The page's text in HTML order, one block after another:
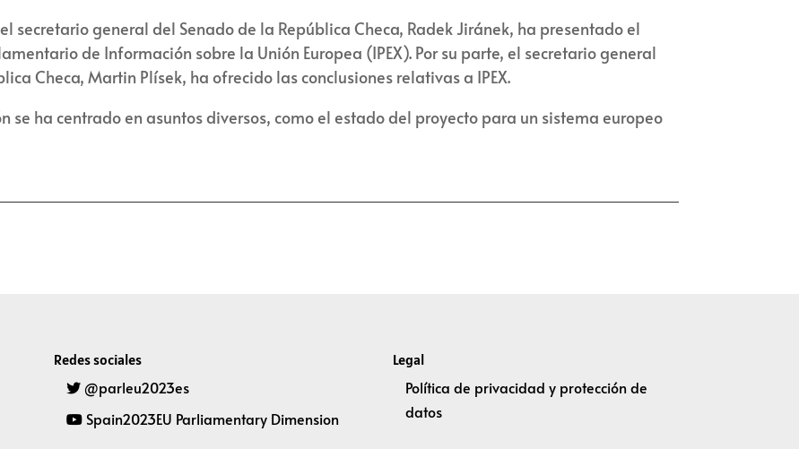
secretario general del Senado de la República Checa, Radek Jiránek, ha presentado el
de Información sobre la Unión Europea (IPEX). Por su parte, el secretario general
Checa, Martin Plísek, ha ofrecido las conclusiones relativas a IPEX.
se ha centrado en asuntos diversos, como el estado del proyecto para un sistema europeo
Redes sociales
@parleu2023es
Spain2023EU Parliamentary Dimension
Legal
Política de privacidad y protección de
datos